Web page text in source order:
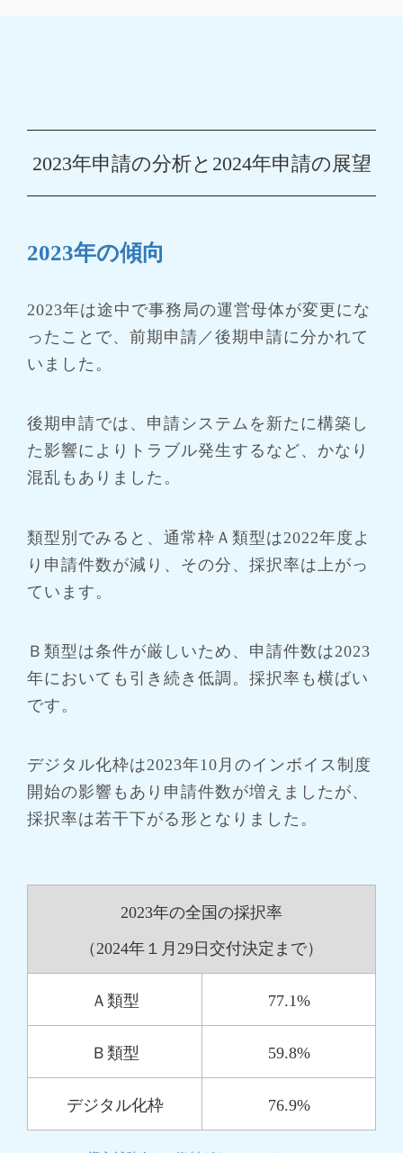
2023年申請の分析と2024年申請の展望
2023年の傾向
2023年は途中で事務局の運営母体が変更にな
ったことで、前期申請／後期申請に分かれて
いました。
後期申請では、申請システムを新たに構築し
た影響によりトラブル発生するなど、かなり
混乱もありました。
類型別でみると、通常枠Ａ類型は2022年度よ
り申請件数が減り、その分、採択率は上がっ
ています。
Ｂ類型は条件が厳しいため、申請件数は2023
年においても引き続き低調。採択率も横ばい
です。
デジタル化枠は2023年10月のインボイス制度
開始の影響もあり申請件数が増えましたが、
採択率は若干下がる形となりました。
2023年の全国の採択率
（2024年１月29日交付決定まで）
Ａ類型 77.1%
Ｂ類型 59.8%
デジタル化枠 76.9%